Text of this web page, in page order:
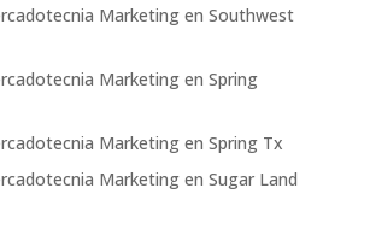
Marketing en Southwest
Marketing en Spring
Marketing en Spring Tx
Marketing en Sugar Land